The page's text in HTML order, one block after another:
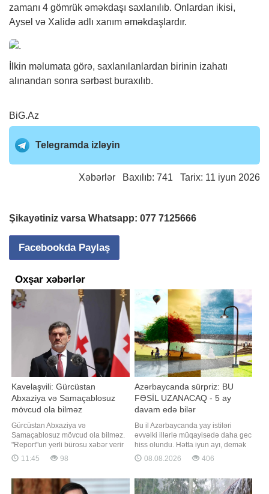
zamanı 4 gömrük əməkdaşı saxlanılıb. Onlardan ikisi,
Aysel və Xalidə adlı xanım əməkdaşlardır.
İlkin məlumata görə, saxlanılanlardan birinin izahatı
alınandan sonra sərbəst buraxılıb.
BiG.Az
Telegramda izləyin
Xəbərlər Baxılıb: 741 Tarix: 11 iyun 2026
Şikayətiniz varsa Whatsapp: 077 7125666
Facebookda Paylaş
Oxşar xəbərlər
Kavelaşvili: Gürcüstan
Abxaziya və Samaçablosuz
mövcud ola bilməz
Gürcüstan Abxaziya və
Samaçablosuz mövcud ola bilməz.
"Report"un yerli bürosu xəbər verir
ki, bunu Gürcüstan Prezidenti Mixeil
Kavelaşvili 2008-ci il avqust
bağlı çıxışında deyib. O, ölkənin
11:45 98
Azərbaycanda sürpriz: BU
FƏSİL UZANACAQ - 5 ay
davam edə bilər
Bu il Azərbaycanda yay istiləri
əvvəlki illərlə müqayisədə daha gec
hiss olundu. Hətta iyun ayı, demək
olar, sərin və yağışlı keçdi. Bildirilir
ki, belə olduğu halda yay mövsümü
mövsümü uzanacaqmı? Yaxın
08.08.2026 406